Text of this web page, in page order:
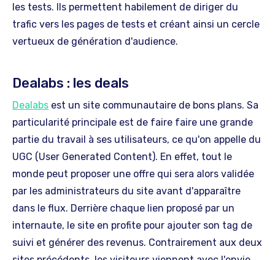
les tests. Ils permettent habilement de diriger du
trafic vers les pages de tests et créant ainsi un cercle
vertueux de génération d'audience.
Dealabs : les deals
Dealabs est un site communautaire de bons plans. Sa
particularité principale est de faire faire une grande
partie du travail à ses utilisateurs, ce qu'on appelle du
UGC (User Generated Content). En effet, tout le
monde peut proposer une offre qui sera alors validée
par les administrateurs du site avant d'apparaître
dans le flux. Derrière chaque lien proposé par un
internaute, le site en profite pour ajouter son tag de
suivi et générer des revenus. Contrairement aux deux